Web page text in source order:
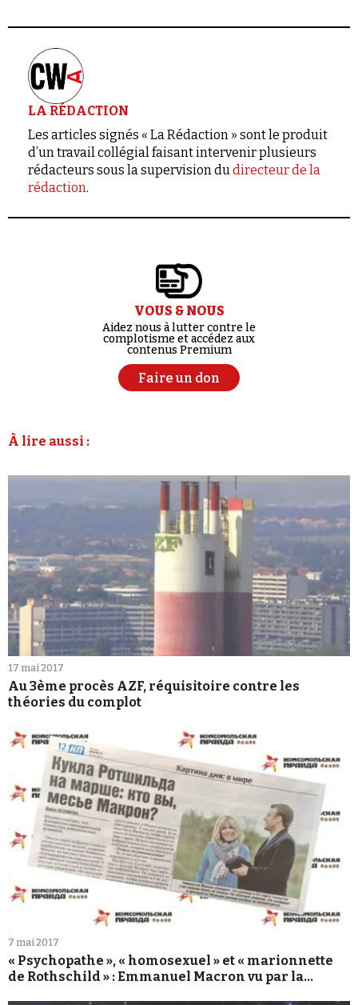
LA RÉDACTION
Les articles signés « La Rédaction » sont le produit
d’un travail collégial faisant intervenir plusieurs
rédacteurs sous la supervision dudirecteur de la
rédaction.
VOUS & NOUS
Aidez nous à lutter contre le
complotisme et accédez aux
contenus Premium
Faire un don
À lire aussi :
17 mai 2017
Au 3ème procès AZF, réquisitoire contre les
théories du complot
7 mai 2017
« Psychopathe », « homosexuel » et « marionnette
de Rothschild » : Emmanuel Macron vu par la